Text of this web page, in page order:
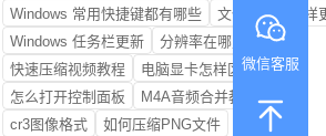
Windows 常用快捷键都有哪些
文件扩展名怎样
Windows 任务栏更新
分辨率在哪里调
快速压缩视频教程
电脑显卡怎样区分
怎么打开控制面板
M4A音频合并教程
cr3图像格式
如何压缩PNG文件
微信客服